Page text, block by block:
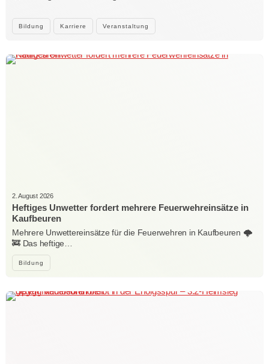
Bildung Karriere Veranstaltung
Bildung
2. August 2026
Heftiges Unwetter fordert mehrere Feuerwehreinsätze in
Kaufbeuren
Mehrere Unwettereinsätze für die Feuerwehren in Kaufbeuren 🌩️
🚒 Das heftige…